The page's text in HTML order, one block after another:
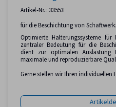
Artikel-Nr.: 33553
für die Beschichtung von
Optimierte Halterungssysteme für
zentraler Bedeutung für die
dient zur optimalen Auslastung
maximale und reproduzierbare
Gerne stellen wir Ihren individuellen